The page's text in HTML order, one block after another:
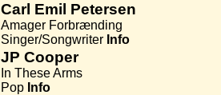
Carl Emil Petersen
Amager Forbrænding
Singer/Songwriter Info
JP Cooper
In These Arms
Pop Info